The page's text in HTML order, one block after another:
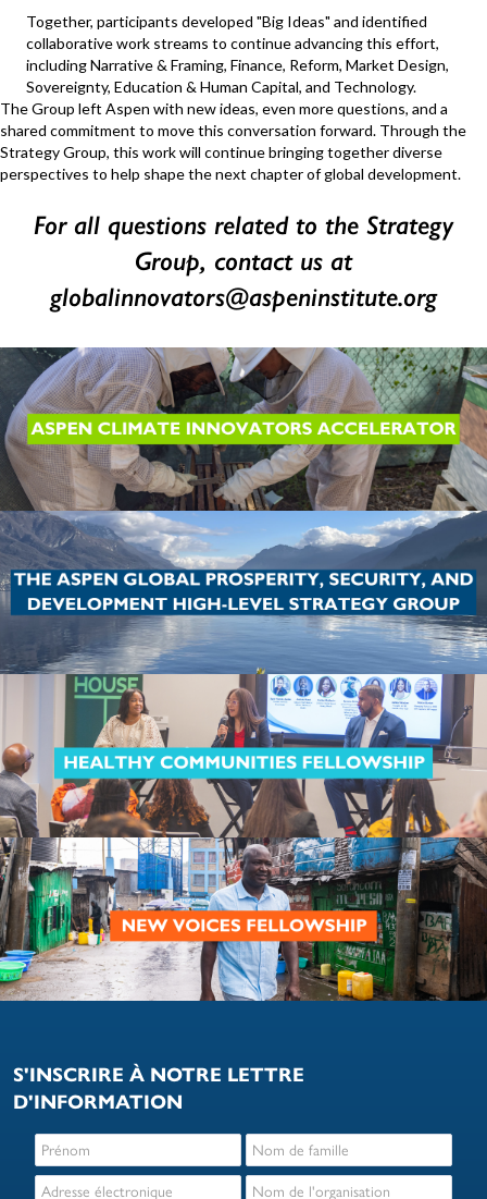
Together, participants developed "Big Ideas" and identified
collaborative work streams to continue advancing this effort,
including Narrative & Framing, Finance, Reform, Market Design,
Sovereignty, Education & Human Capital, and Technology.
The Group left Aspen with new ideas, even more questions, and a
shared commitment to move this conversation forward. Through the
Strategy Group, this work will continue bringing together diverse
perspectives to help shape the next chapter of global development.
For all questions related to the Strategy
Group, contact us at
globalinnovators@aspeninstitute.org
S'INSCRIRE À NOTRE LETTRE
D'INFORMATION